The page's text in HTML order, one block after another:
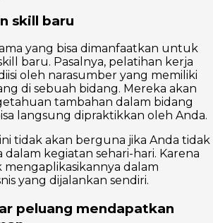
skill baru
yang bisa dimanfaatkan untuk
baru. Pasalnya, pelatihan kerja
oleh narasumber yang memiliki
di sebuah bidang. Mereka akan
tambahan dalam bidang
langsung dipraktikkan oleh Anda.
tidak akan berguna jika Anda tidak
kegiatan sehari-hari. Karena
dalam
yang dijalankan sendiri.
peluang mendapatkan